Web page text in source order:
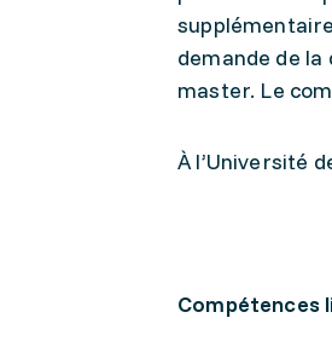
demande de la
master. Le
À l’Université
Compétences